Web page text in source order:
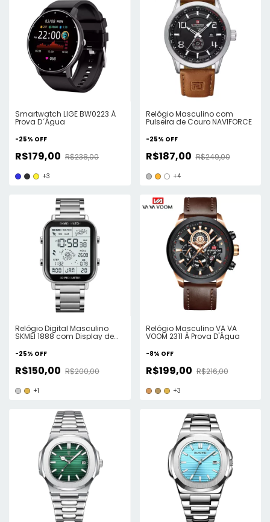
Smartwatch LIGE BW0223 Á
Prova D´Água
-25% OFF
R$179,00 R$238,00
+3
Relógio Masculino com
Pulseira de Couro NAVIFORCE
-25% OFF
R$187,00 R$249,00
+4
Relógio Digital Masculino
SKMEI 1888 com Display de
-25% OFF
R$150,00 R$200,00
+1
Relógio Masculino VA VA
VOOM 2311 À Prova D'Água
-8% OFF
R$199,00 R$216,00
+3